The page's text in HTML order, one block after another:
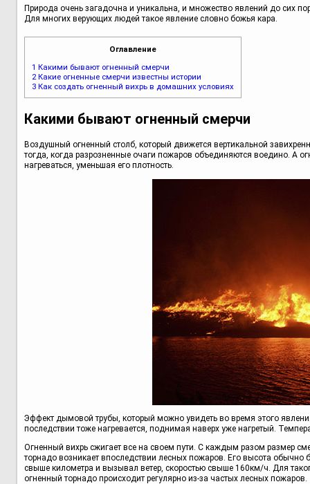
Природа очень загадочна и уникальна, и множество явлений до сих
Для многих верующих людей такое явление словно божья кара.
Оглавление
1 Какими бывают огненный смерчи
2Какие огненные смерчи известны истории
3Как создать огненный вихрь в домашних условиях
Какими бывают огненный смерчи
Воздушный огненный столб, который движется вертикальной
тогда, когда разрозненные очаги пожаров объединяются воедино. А
нагреваться, уменьшая его плотность.
Эффект дымовой трубы, который можно увидеть во время этого
последствии тоже нагревается, поднимая наверх уже нагретый.
Огненный вихрь сжигает все на своем пути. С каждым разом размер
торнадо возникает впоследствии лесных пожаров. Его высота
свыше километра и вызывал ветер, скоростью свыше 160км/ч. Для
огненный торнадо происходит регулярно из-за частых лесных пожаров.